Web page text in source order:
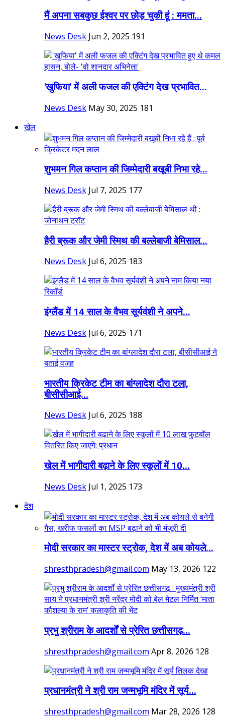
मैं अपना सबकुछ ईश्वर पर छोड़ चुकी हूं : ममता...
News Desk Jun 2, 2025 191
'खुफिया' में अली फजल की एक्टिंग देख प्रभावित...
News Desk May 30, 2025 181
खेल
शुभमन गिल कप्तान की जिम्मेदारी बखूबी निभा रहे...
News Desk Jul 7, 2025 177
हैरी ब्रूक और जेमी स्मिथ की बल्लेबाजी बेमिसाल...
News Desk Jul 6, 2025 183
इंग्लैंड में 14 साल के वैभव सूर्यवंशी ने अपने...
News Desk Jul 6, 2025 171
भारतीय क्रिकेट टीम का बांग्लादेश दौरा टला,
बीसीसीआई...
News Desk Jul 6, 2025 188
खेल में भागीदारी बढ़ाने के लिए स्कूलों में 10...
News Desk Jul 1, 2025 173
देश
मोदी सरकार का मास्टर स्ट्रोक, देश में अब कोयले...
shresthpradesh@gmail.com May 13, 2026 122
प्रभु श्रीराम के आदर्शों से प्रेरित छत्तीसगढ़...
shresthpradesh@gmail.com Apr 8, 2026 128
प्रधानमंत्री ने श्री राम जन्मभूमि मंदिर में सूर्य...
shresthpradesh@gmail.com Mar 28, 2026 128